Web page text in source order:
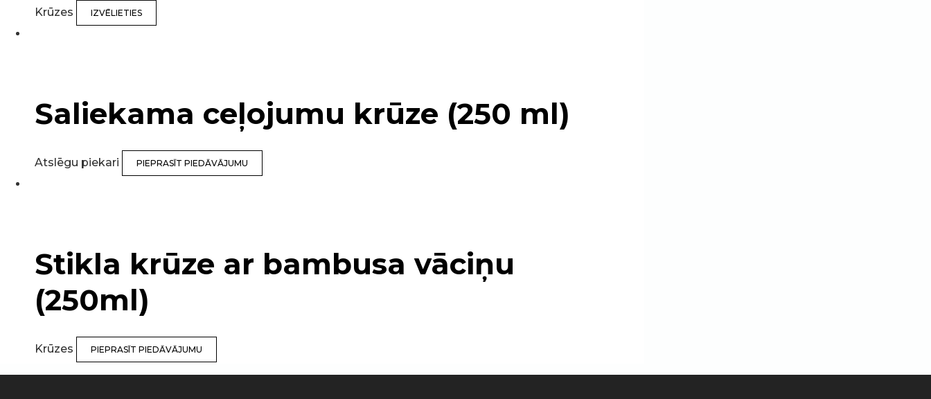
Krūzes IZVĒLIETIES
Saliekama ceļojumu krūze (250 ml)
Atslēgu piekari PIEPRASĪT PIEDĀVĀJUMU
Stikla krūze ar bambusa vāciņu
(250ml)
Krūzes PIEPRASĪT PIEDĀVĀJUMU